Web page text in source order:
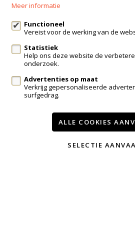
info@immo-bosmans.be
Te koop Te huur
Contact
Wijzig cookie voorkeuren
voorwaarden privacy powered by
Meer informatie
Functioneel
Vereist voor de werking van de
Statistiek
Help ons deze website de
onderzoek.
Advertenties op maat
Verkrijg gepersonaliseerde
surfgedrag.
ALLE COOKIES
SELECTIE